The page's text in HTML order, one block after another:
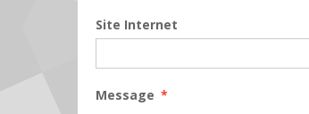
Site Internet
Message